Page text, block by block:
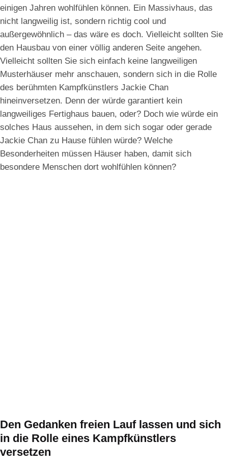
einigen Jahren wohlfühlen können. Ein Massivhaus, das
nicht langweilig ist, sondern richtig cool und
außergewöhnlich – das wäre es doch. Vielleicht sollten Sie
den Hausbau von einer völlig anderen Seite angehen.
Vielleicht sollten Sie sich einfach keine langweiligen
Musterhäuser mehr anschauen, sondern sich in die Rolle
des berühmten Kampfkünstlers Jackie Chan
hineinversetzen. Denn der würde garantiert kein
langweiliges Fertighaus bauen, oder? Doch wie würde ein
solches Haus aussehen, in dem sich sogar oder gerade
Jackie Chan zu Hause fühlen würde? Welche
Besonderheiten müssen Häuser haben, damit sich
besondere Menschen dort wohlfühlen können?
Den Gedanken freien Lauf lassen und sich
in die Rolle eines Kampfkünstlers
versetzen